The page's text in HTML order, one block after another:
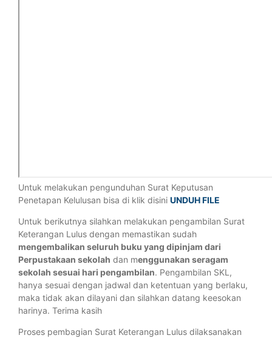
Untuk melakukan pengunduhan Surat Keputusan
Penetapan Kelulusan bisa di klik disini UNDUH FILE
Untuk berikutnya silahkan melakukan pengambilan Surat
Keterangan Lulus dengan memastikan sudah
mengembalikan seluruh buku yang dipinjam dari
Perpustakaan sekolah dan menggunakan seragam
sekolah sesuai hari pengambilan. Pengambilan SKL,
hanya sesuai dengan jadwal dan ketentuan yang berlaku,
maka tidak akan dilayani dan silahkan datang keesokan
harinya. Terima kasih
Proses pembagian Surat Keterangan Lulus dilaksanakan